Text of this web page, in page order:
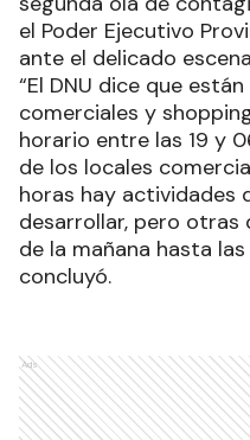
el Poder Ejecutivo
ante el delicado
“El DNU dice que
comerciales y
horario entre las 19 y
de los locales
horas hay actividades
desarrollar, pero otras
de la mañana hasta
concluyó.
Ads